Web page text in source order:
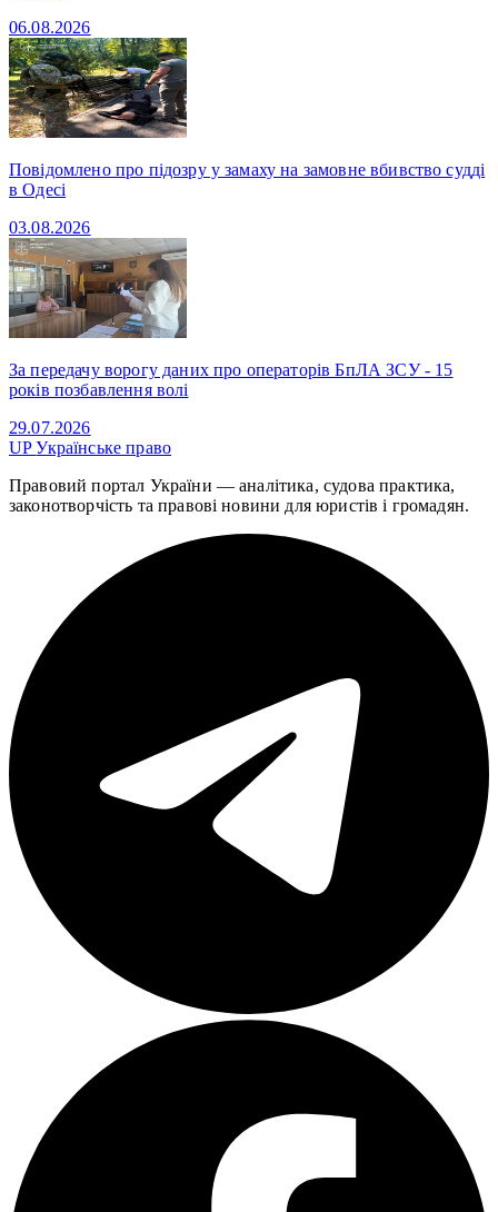
06.08.2026
Повідомлено про підозру у замаху на замовне вбивство судді
в Одесі
03.08.2026
За передачу ворогу даних про операторів БпЛА ЗСУ - 15
років позбавлення волі
29.07.2026
UPУкраїнське право
Правовий портал України — аналітика, судова практика,
законотворчість та правові новини для юристів і громадян.